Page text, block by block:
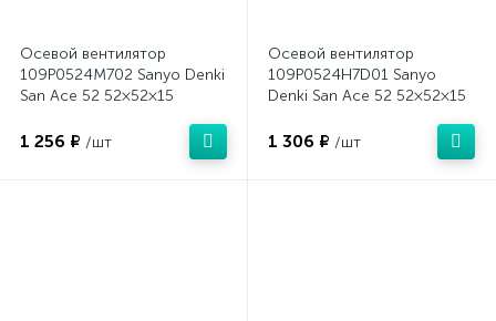
Осевой вентилятор
109P0524M702 Sanyo Denki
San Ace 52 52×52×15
1 256 ₽ /шт
Осевой вентилятор
109P0524H7D01 Sanyo
Denki San Ace 52 52×52×15
1 306 ₽ /шт